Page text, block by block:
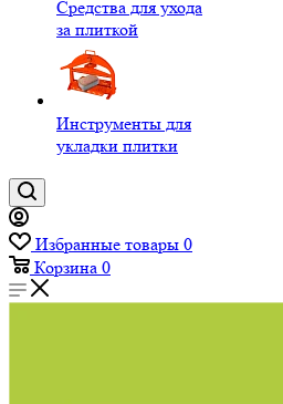
Средства для ухода
за плиткой
Инструменты для
укладки плитки
Избранные товары 0
Корзина 0